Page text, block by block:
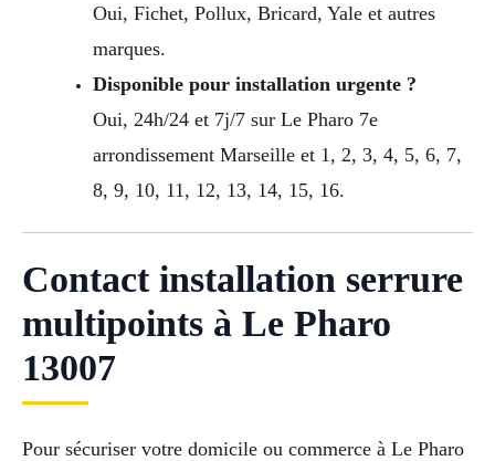
Oui, Fichet, Pollux, Bricard, Yale et autres
marques.
Disponible pour installation urgente ?
Oui, 24h/24 et 7j/7 sur Le Pharo 7e
arrondissement Marseille et 1, 2, 3, 4, 5, 6, 7,
8, 9, 10, 11, 12, 13, 14, 15, 16.
Contact installation serrure
multipoints à Le Pharo
13007
Pour sécuriser votre domicile ou commerce à Le Pharo